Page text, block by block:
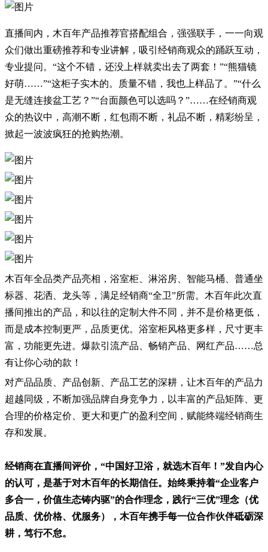
直播间内，木百年产品推荐官搭配组合，强强联手，一一向观
众们做出重磅推荐和专业讲解，吸引经销商观众的踊跃互动，
专业提问。“这个不错，还没上样就卖出去了两套！”“熊猫镜
好萌……”“这柜子实木的。质量不错，我也上样品了。”“什么
是无缝连接盆工艺？”“台面颜色可以选吗？”……在经销商观
众的热议中，高潮不断，红包雨不断，礼品不断，精彩纷呈，
掀起一波波疯狂的抢购热潮。
木百年全品类产品亮相，浴室柜、淋浴房、智能马桶、普通坐
标器、花洒、龙头等，满足经销商“全卫”所需。木百年此次直
播间推出的产品，和以往的定制大件不同，并不是价格更低，
而是成本控制更严，品质更优。浴室柜风格更多样，尺寸更丰
富，功能更先进。爆款引流产品、畅销产品、网红产品……总
有让你心动的款！
对产品品质、产品创新、产品工艺的深耕，让木百年的产品力
超越同级，不断加强品牌自身竞争力，以丰富的产品矩阵、更
合理的价格定价、更大和更广的盈利空间，赋能终端经销商生
存和发展。
经销商在直播间评价，“中国好卫浴，就选木百年！”发自内心
的认可，是基于对木百年的长期信任。始终秉持着“企业客户
多合一，价值生态铸内驱”的合作理念，践行“三优”理念（优
品质、优价格、优服务），木百年携手每一位合作伙伴砥砺深
耕，笃行不怠。